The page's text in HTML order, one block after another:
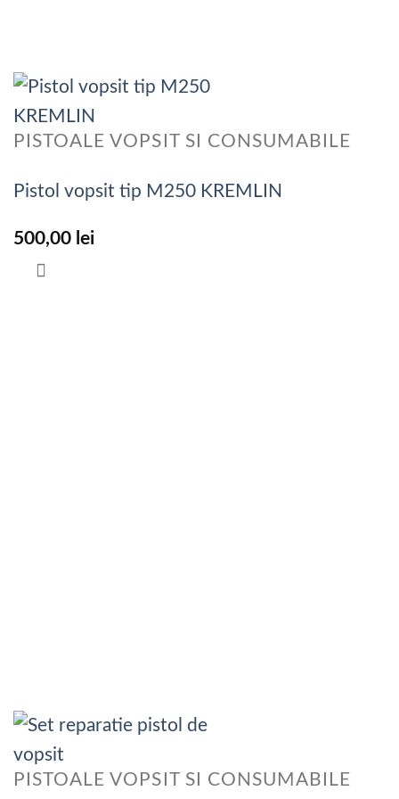
PISTOALE VOPSIT SI CONSUMABILE
Pistol vopsit tip M250 KREMLIN
500,00 lei
PISTOALE VOPSIT SI CONSUMABILE